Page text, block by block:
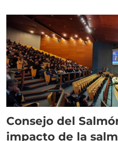
Consejo del
impacto de la